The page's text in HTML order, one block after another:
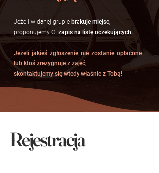
Jeżeli w danej grupie brakuje miejsc,
proponujemy Cizapis na listę oczekujących.
Jeżeli jakieś zgłoszenie nie zostanie opłacone
lub ktoś zrezygnuje z zajęć,
skontaktujemy się wtedy właśnie z Tobą!
Rejestracja